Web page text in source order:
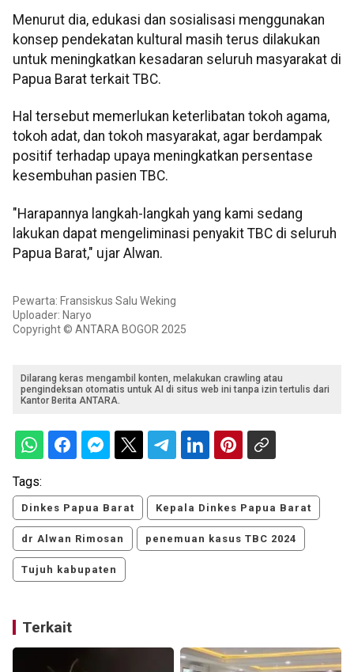
Menurut dia, edukasi dan sosialisasi menggunakan
konsep pendekatan kultural masih terus dilakukan
untuk meningkatkan kesadaran seluruh masyarakat di
Papua Barat terkait TBC.
Hal tersebut memerlukan keterlibatan tokoh agama,
tokoh adat, dan tokoh masyarakat, agar berdampak
positif terhadap upaya meningkatkan persentase
kesembuhan pasien TBC.
"Harapannya langkah-langkah yang kami sedang
lakukan dapat mengeliminasi penyakit TBC di seluruh
Papua Barat," ujar Alwan.
Pewarta: Fransiskus Salu Weking
Uploader: Naryo
Copyright © ANTARA BOGOR 2025
Dilarang keras mengambil konten, melakukan crawling atau
pengindeksan otomatis untuk AI di situs web ini tanpa izin tertulis dari
Kantor Berita ANTARA.
Tags:
Dinkes Papua Barat Kepala Dinkes Papua Barat
dr Alwan Rimosan penemuan kasus TBC 2024
Tujuh kabupaten
Terkait